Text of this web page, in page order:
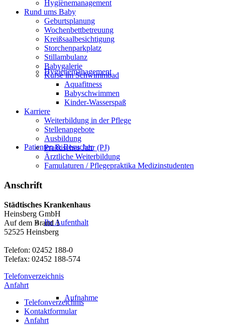
Hygienemanagement
Patienten & Besucher
Ihr Aufenthalt
Aufnahme
Hygienemanagement
Rund ums Baby
Geburtsplanung
Wochenbettbetreuung
Kreißsaalbesichtigung
Storchenparkplatz
Stillambulanz
Babygalerie
Kurse im Schwimmbad
Aquafitness
Babyschwimmen
Kinder-Wasserspaß
Karriere
Weiterbildung in der Pflege
Stellenangebote
Ausbildung
Praktisches Jahr (PJ)
Ärztliche Weiterbildung
Famulaturen / Pflegepraktika Medizinstudenten
Anschrift
Städtisches Krankenhaus
Heinsberg GmbH
Auf dem Brand 1
52525 Heinsberg
Telefon: 02452 188-0
Telefax: 02452 188-574
Telefonverzeichnis
Anfahrt
Telefonverzeichnis
Kontaktformular
Anfahrt